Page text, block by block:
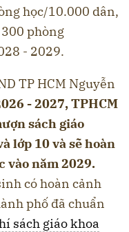
học/10.000 dân,
phòng
- 2029.
TP HCM Nguyễn
- 2027, TPHCM
sách giáo
lớp 10 và sẽ hoàn
vào năm 2029.
có hoàn cảnh
phố đã chuẩn
sách giáo khoa